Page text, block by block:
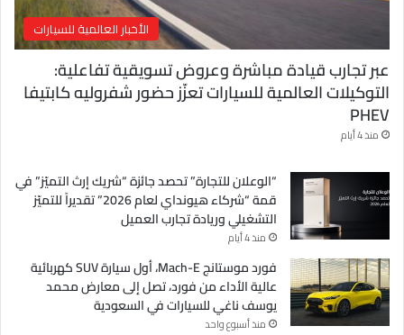
الأخبار العالمية للسيارات
عبر تجارب قيادة مباشرة وعروض تسويقية تفاعلية:
التوكيلات العالمية للسيارات تعزّز حضور شفروليه كابتيفا
PHEV
منذ 4 أيام
“الوعلان للتجارة” تحصد جائزة “شريك إرث التميّز” في
قمة “شركاء هيونداي لعام 2026” تقديراً للتميّز
التشغيلي وريادة تجارب العميل
منذ 4 أيام
فورد موستانج Mach-E، أول سيارة SUV كهربائية
عالية الأداء من فورد، تصل إلى معارض محمد
يوسف ناغي للسيارات في السعودية
منذ أسبوع واحد